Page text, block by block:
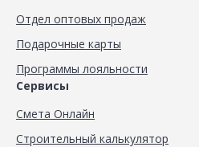
Отдел оптовых продаж
Подарочные карты
Программы лояльности
Сервисы
Смета Онлайн
Строительный калькулятор